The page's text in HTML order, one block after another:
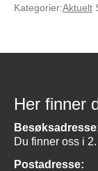
Kategorier:Aktuelt
Her finner
Du finner oss i
Postadresse: